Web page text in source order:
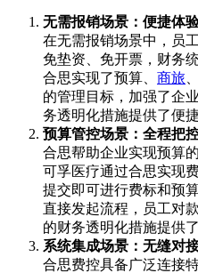
无需报销场景：便捷体
在无需报销场景中，员
免垫资、免开票，财务
合思实现了预算、 商旅
的管理目标，加强了企
务透明化措施提供了便
预算管控场景：全程把
合思帮助企业实现预算
可孚医疗通过合思实现
提交即可进行费标和预
直接发起流程，员工对
的财务透明化措施提供
系统集成场景：无缝对
合思费控具备广泛连接